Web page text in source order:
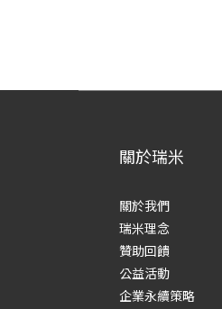
關於瑞米
關於我們
瑞米理念
贊助回饋
公益活動
企業永續策略